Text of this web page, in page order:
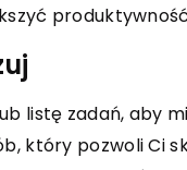
listę zadań, aby
który pozwoli Ci
przynieść ten
oraz większą